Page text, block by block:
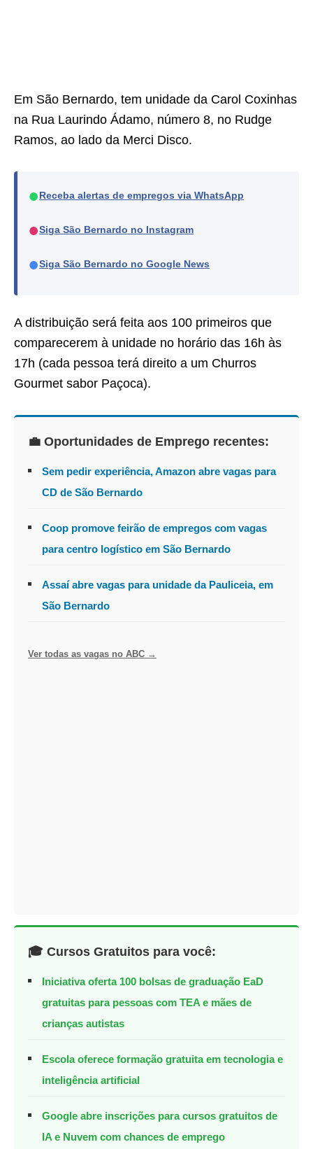
Em São Bernardo, tem unidade da Carol Coxinhas
na Rua Laurindo Ádamo, número 8, no Rudge
Ramos, ao lado da Merci Disco.
● Receba alertas de empregos via WhatsApp
●Siga São Bernardo no Instagram
●Siga São Bernardo no Google News
A distribuição será feita aos 100 primeiros que
comparecerem à unidade no horário das 16h às
17h (cada pessoa terá direito a um Churros
Gourmet sabor Paçoca).
💼 Oportunidades de Emprego recentes:
Sem pedir experiência, Amazon abre vagas para
CD de São Bernardo
Coop promove feirão de empregos com vagas
para centro logístico em São Bernardo
Assaí abre vagas para unidade da Pauliceia, em
São Bernardo
Ver todas as vagas no ABC →
🎓 Cursos Gratuitos para você:
Iniciativa oferta 100 bolsas de graduação EaD
gratuitas para pessoas com TEA e mães de
crianças autistas
Escola oferece formação gratuita em tecnologia e
inteligência artificial
Google abre inscrições para cursos gratuitos de
IA e Nuvem com chances de emprego